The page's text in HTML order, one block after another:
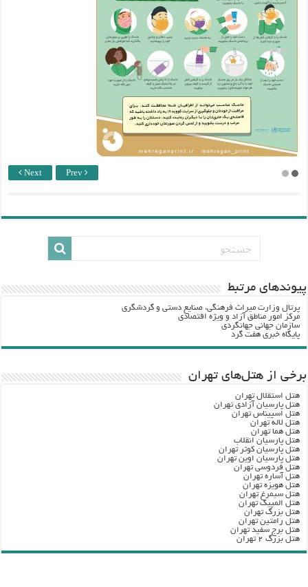
Next Prev
پيوندهاي مرتبط
پرتال وزارت ميراث فرهنگي، صنایع دستی و گردشگري
مرکز امور مناطق آزاد و ویژه اقتصادی
سازمان جهانی جهانگردی
پایگاه خبری هفت گرد
برخی از هتل‌های تهران
هتل استقلال تهران
هتل پارسیان آزادی تهران
هتل اسپیناس تهران
هتل لاله تهران
هتل هما تهران
هتل پارسیان انقلاب
هتل پارسیان کوثر تهران
هتل پارسیان اوین تهران
هتل فردوسی تهران
هتل آساره تهران
هتل هویزه تهران
هتل سیمرغ تهران
هتل المپیک تهران
هتل بزرگ تهران
هتل رامتین تهران
هتل برج سفید تهران
هتل بزرگ ۲ تهران